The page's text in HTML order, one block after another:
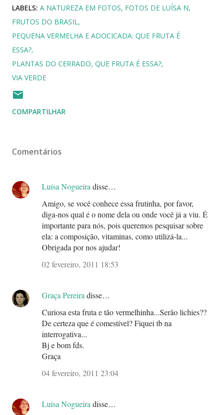
LABELS: A NATUREZA EM FOTOS FOTOS DE LUÍSA N
FRUTOS DO BRASIL
PEQUENA VERMELHA E ADOCICADA: QUE FRUTA É
ESSA?
PLANTAS DO CERRADO QUE FRUTA É ESSA?
VIA VERDE
COMPARTILHAR
Comentários
Luísa Nogueiradisse…
Amigo, se você conhece essa frutinha, por favor,
diga-nos qual é o nome dela ou onde você já a viu. É
importante para nós, pois queremos pesquisar sobre
ela: a composição, vitaminas, como utilizá-la...
Obrigada por nos ajudar!
02 fevereiro, 2011 18:53
Graça Pereiradisse…
Curiosa esta fruta e tão vermelhinha...Serão lichies??
De certeza que é comestível? Fiquei tb na
interrogativa...
Bj e bom fds.
Graça
04 fevereiro, 2011 23:04
Luísa Nogueiradisse…